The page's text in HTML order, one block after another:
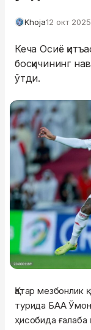
Khoja12 окт
Кеча Осиё
босқичининг
ўтди.
Қатар мезбонлик
турида БАА
ҳисобида ғалаба